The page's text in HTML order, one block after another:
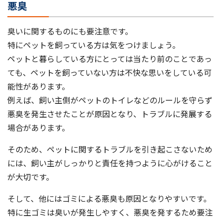
悪臭
臭いに関するものにも要注意です。
特にペットを飼っている方は気をつけましょう。
ペットと暮らしている方にとっては当たり前のことであっ
ても、ペットを飼っていない方は不快な思いをしている可
能性があります。
例えば、飼い主側がペットのトイレなどのルールを守らず
悪臭を発生させたことが原因となり、トラブルに発展する
場合があります。
そのため、ペットに関するトラブルを引き起こさないため
には、飼い主がしっかりと責任を持つように心がけること
が大切です。
そして、他にはゴミによる悪臭も原因となりやすいです。
特に生ゴミは臭いが発生しやすく、悪臭を発するため要注